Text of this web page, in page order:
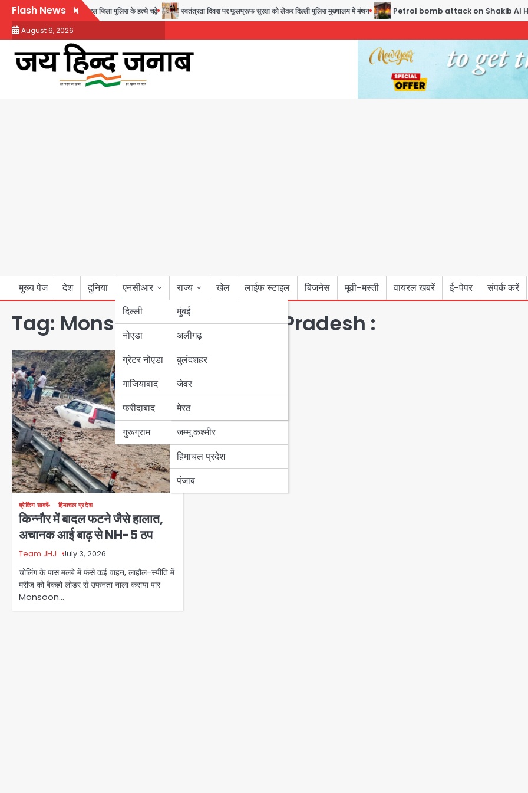
Skip
content
Flash News
11 बांग्लादेशी नागरिक सेंट्रल जिला पुलिस के हत्थे चढ़े स्वतंत्रता दिवस पर फूलप्रूफ सुरक्षा को लेकर दिल्ली पुलिस मुख्यालय में मंथन Petrol bomb attack on Shakib Al Hasan’s
August 6, 2026
मुख्य पेज देश दुनिया
एनसीआर
दिल्ली
नोएडा
ग्रेटर नोएडा
गाजियाबाद
फरीदाबाद
गुरूग्राम
राज्य
मुंबई
उत्तर प्रदेश
अलीगढ़
बुलंदशहर
जेवर
मेरठ
बिहार
पंजाब
हरियाणा
जम्मू कश्मीर
हिमाचल प्रदेश
पंजाब
खेल लाईफ स्टाइल बिजनेस मूवी-मस्ती वायरल खबरें ई-पेपर संपर्क करें
Tag: Monsoon in Himachal Pradesh :
ब्रेकिंग खबरें हिमाचल प्रदेश
किन्नौर में बादल फटने जैसे हालात,
अचानक आई बाढ़ से NH-5 ठप
Team JHJ July 3, 2026
चोलिंग के पास मलबे में फंसे कई वाहन, लाहौल-स्पीति में
मरीज को बैकहो लोडर से उफनता नाला कराया पार
Monsoon…